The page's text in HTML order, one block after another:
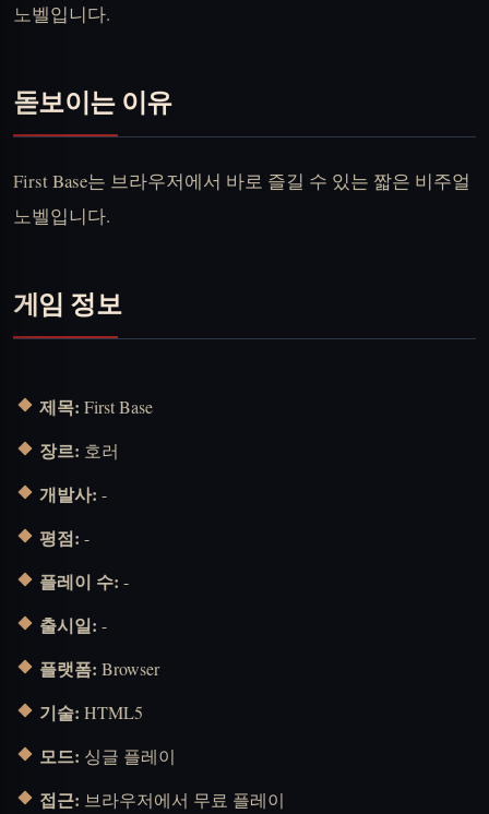
노벨입니다.
돋보이는 이유
First Base는 브라우저에서 바로 즐길 수 있는 짧은 비주얼
노벨입니다.
게임 정보
제목: First Base
장르: 호러
개발사: -
평점: -
플레이 수: -
출시일: -
플랫폼: Browser
기술: HTML5
모드: 싱글 플레이
접근: 브라우저에서 무료 플레이